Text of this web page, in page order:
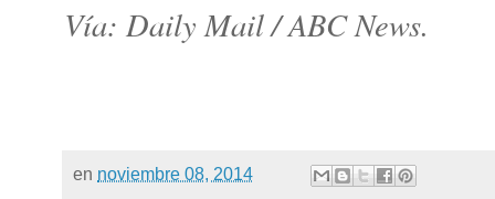
Vía: Daily Mail / ABC News.
en noviembre 08, 2014